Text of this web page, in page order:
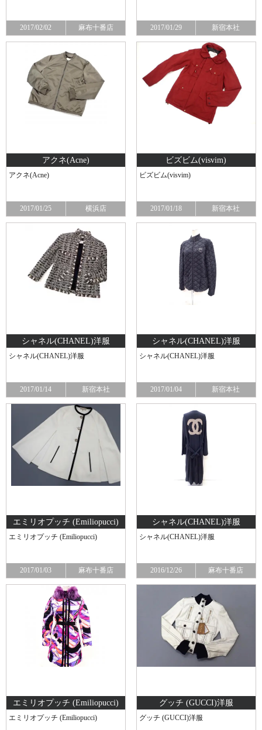
2017/02/02 麻布十番店 2017/01/29 新宿本社
アクネ(Acne)
アクネ(Acne)
2017/01/25 横浜店
ビズビム(visvim)
ビズビム(visvim)
2017/01/18 新宿本社
シャネル(CHANEL) 洋服
シャネル(CHANEL) 洋服
2017/01/14 新宿本社
シャネル(CHANEL) 洋服
シャネル(CHANEL) 洋服
2017/01/04 新宿本社
エミリオプッチ (Emiliopucci)
エミリオプッチ (Emiliopucci)
2017/01/03 麻布十番店
シャネル(CHANEL) 洋服
シャネル(CHANEL) 洋服
2016/12/26 麻布十番店
エミリオプッチ (Emiliopucci)
エミリオプッチ (Emiliopucci)
グッチ (GUCCI)洋服
グッチ (GUCCI)洋服